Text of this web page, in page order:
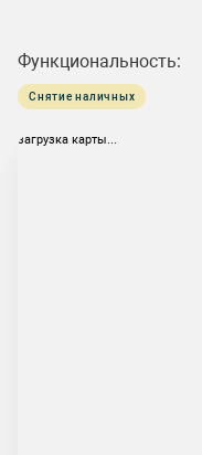
Функциональность:
Снятие наличных
загрузка карты...